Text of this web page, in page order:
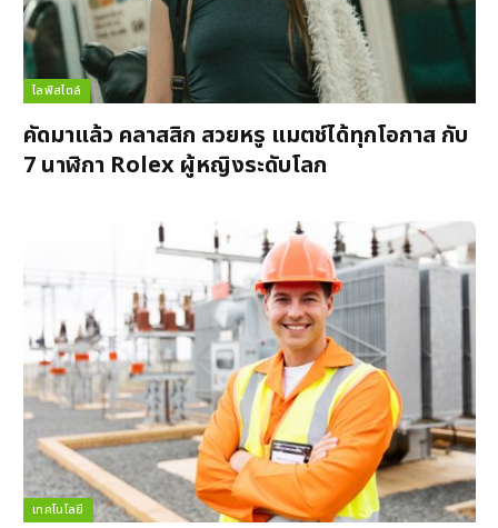
ไลฟ์สไตล์
คัดมาแล้ว คลาสสิก สวยหรู แมตช์ได้ทุกโอกาส กับ
7 นาฬิกา Rolex ผู้หญิงระดับโลก
เทคโนโลยี